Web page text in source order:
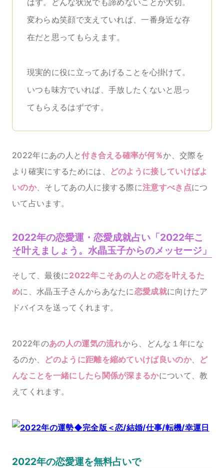
変わらぬ笑顔で支えていれば、一番身近な存
在だと思ってもらえます。
現実的に役に立ってあげることを心掛けて。
いつも味方でいれば、手放したくないと思っ
てもらえるはずです。
2022年にあの人と付き合える確率が何％か、交際を
より確実にするためには、
どのように接していけばよ
いのか、そしてあの人に接する際に注意すべき点につ
いて占います。
2022年の恋愛運・恋愛成就占い「2022年こ
そ叶えましょう。水晶玉子からのメッセージ」
そして、最後に2022年こそあの人との恋を叶えるた
めに、水晶玉子さんからあなたに恋愛成就に向けたア
ドバイスを送ってくれます。
2022年のあの人の運気の流れから、どんな１年にな
るのか、 どのように距離を縮めていけば良いのか、 ど
んなことを一緒にしたら関係が深まるかについて、教
えてくれます。
2022年の恋愛運を無料占いで